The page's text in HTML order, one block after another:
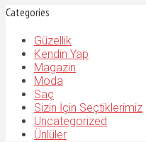
Categories
Güzellik
Kendin Yap
Magazin
Moda
Saç
Sizin İçin Seçtiklerimiz
Uncategorized
Ünlüler